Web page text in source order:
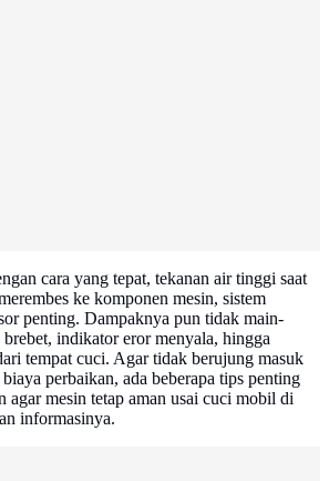
cara yang tepat, tekanan air tinggi saat
ke komponen mesin, sistem
penting. Dampaknya pun tidak main-
indikator eror menyala, hingga
tempat cuci. Agar tidak berujung masuk
perbaikan, ada beberapa tips penting
agar mesin tetap aman usai cuci mobil di
informasinya.